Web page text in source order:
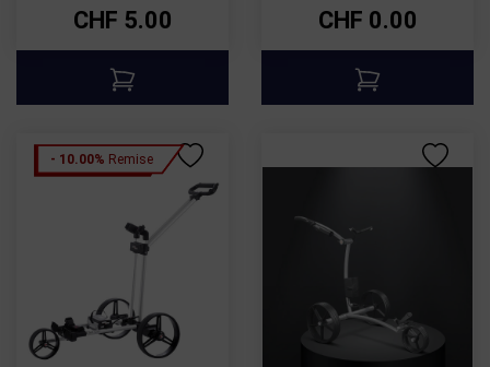
CHF 5.00 CHF 0.00
- 10.00% Remise